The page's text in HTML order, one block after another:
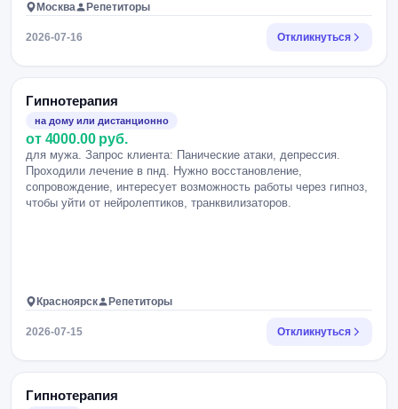
Москва Репетиторы
2026-07-16 Откликнуться
Гипнотерапия
на дому или дистанционно
от 4000.00 руб.
для мужа. Запрос клиента: Панические атаки, депрессия.
Проходили лечение в пнд. Нужно восстановление,
сопровождение, интересует возможность работы через гипноз,
чтобы уйти от нейролептиков, транквилизаторов.
Красноярск Репетиторы
2026-07-15 Откликнуться
Гипнотерапия